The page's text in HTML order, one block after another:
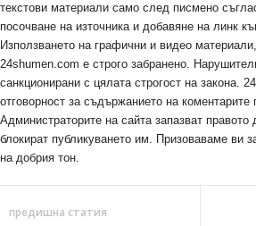
текстови материали само след писмено
посочване на източника и добавяне на линк
Използването на графични и видео
24shumen.com е строго забранено.
санкционирани с цялата строгост на закона.
отговорност за съдържанието на коментарите
Администраторите на сайта запазват правото
блокират публикуването им. Призоваваме ви
на добрия тон.
предишна статия